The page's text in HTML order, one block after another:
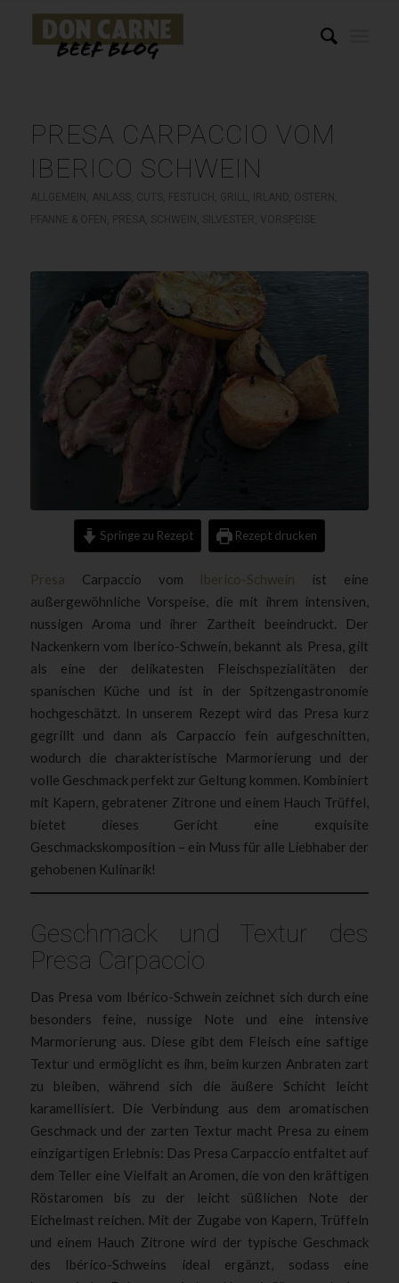
PRESA CARPACCIO VOM
IBERICO SCHWEIN
Springe zu Rezept Rezept drucken
Presa Carpaccio vom Iberico-Schwein ist eine
außergewöhnliche Vorspeise, die mit ihrem intensiven,
nussigen Aroma und ihrer Zartheit beeindruckt. Der
Nackenkern vom Iberico-Schwein, bekannt als Presa, gilt
als eine der delikatesten Fleischspezialitäten der
spanischen Küche und ist in der Spitzengastronomie
hochgeschätzt. In unserem Rezept wird das Presa kurz
gegrillt und dann als Carpaccio fein aufgeschnitten,
wodurch die charakteristische Marmorierung und der
volle Geschmack perfekt zur Geltung kommen. Kombiniert
mit Kapern, gebratener Zitrone und einem Hauch Trüffel,
bietet dieses Gericht eine exquisite
Geschmackskomposition – ein Muss für alle Liebhaber der
gehobenen Kulinarik!
Geschmack und Textur des
Presa Carpaccio
Das Presa vom Ibérico-Schwein zeichnet sich durch eine
besonders feine, nussige Note und eine intensive
Marmorierung aus. Diese gibt dem Fleisch eine saftige
Textur und ermöglicht es ihm, beim kurzen Anbraten zart
zu bleiben, während sich die äußere Schicht leicht
karamellisiert. Die Verbindung aus dem aromatischen
Geschmack und der zarten Textur macht Presa zu einem
einzigartigen Erlebnis: Das Presa Carpaccio entfaltet auf
dem Teller eine Vielfalt an Aromen, die von den kräftigen
Röstaromen bis zu der leicht süßlichen Note der
Eichelmast reichen. Mit der Zugabe von Kapern, Trüffeln
und einem Hauch Zitrone wird der typische Geschmack
des Ibérico-Schweins ideal ergänzt, sodass eine